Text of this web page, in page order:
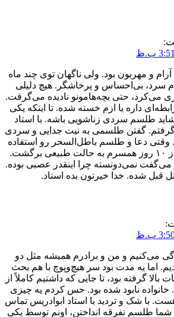
و مهربون بود. ولی ناگهان توی چند ماه
سرد، بی‌احساس و پرخاشگر. هیچ دلیلی
می‌کرد، حتی بچه‌هامونو نادیده می‌گرفت.
داره یا ازم خسته شده. تا اینکه یکی
طلسم سردی زناشویی باشه. با استاد
گرفتم. گفتن طلسمی به نیت جدایی و سردی
دعا و طلسم باطل‌السحر رو استفاده
کردم، دقیقاً بعد از ۱۰ روز همسرم به حالت طبیعی برگشت.
نمی‌دونسته چرا اینقدر عصبی بوده.
قبل شده. خدا خیرتون بده استاد.
می‌کنیم و من و برادرم همیشه مثل دو
اما یه مدت بود سر هیچ‌وپوچ با هم بحث
بالا گرفته بود، تا جایی که داشتیم کاملاً از
نابود شده بود. حس کردم یه چیزی
با شک و تردید با استاد ابوادریس تماس
شما طلسم تفرقه انداختن، اونم توسط یکی